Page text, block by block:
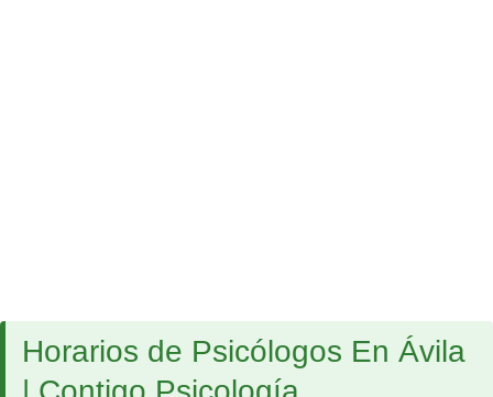
Horarios de Psicólogos En Ávila